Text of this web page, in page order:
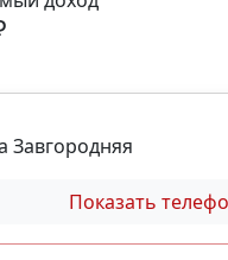
площадки.
дизайн с зонами
для разных
и КПП
-
- развитая
-
- гибкая система
Завгородняя
Показать